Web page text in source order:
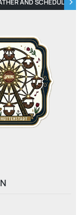
AND SCHEDULE